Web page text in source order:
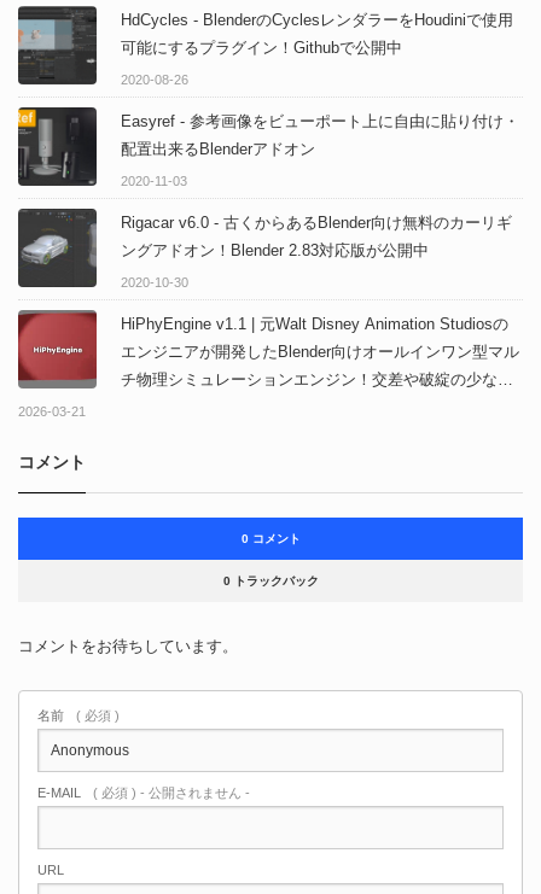
HdCycles - BlenderのCyclesレンダラーをHoudiniで使用
可能にするプラグイン！Githubで公開中
2020-08-26
Easyref - 参考画像をビューポート上に自由に貼り付け・
配置出来るBlenderアドオン
2020-11-03
Rigacar v6.0 - 古くからあるBlender向け無料のカーリギ
ングアドオン！Blender 2.83対応版が公開中
2020-10-30
HiPhyEngine v1.1 | 元Walt Disney Animation Studiosの
エンジニアが開発したBlender向けオールインワン型マル
チ物理シミュレーションエンジン！交差や破綻の少ない
2026-03-21
コメント
0 コメント
0 トラックバック
コメントをお待ちしています。
名前 ( 必須 )
E-MAIL ( 必須 ) - 公開されません -
URL